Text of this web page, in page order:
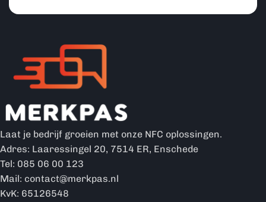
Laat je bedrijf groeien met onze NFC oplossingen.
Adres: Laaressingel 20, 7514 ER, Enschede
Tel: 085 06 00 123
Mail: contact@merkpas.nl
KvK: 65126548